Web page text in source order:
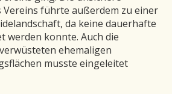
Vereins führte außerdem zu einer
da keine dauerhafte
werden konnte. Auch die
ehemaligen
musste eingeleitet